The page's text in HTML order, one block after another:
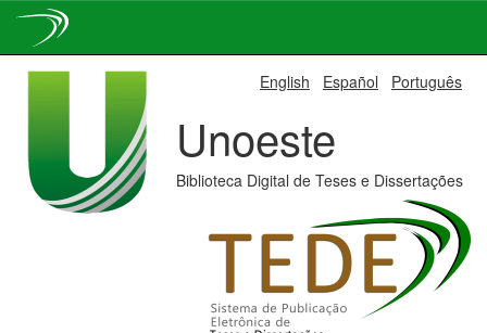
English Español Português
Unoeste
Biblioteca Digital de Teses e Dissertações